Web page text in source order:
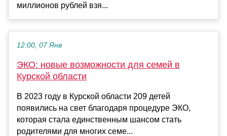
миллионов рублей взя...
12:00, 07 Янв
ЭКО: новые возможности для семей в
Курской области
В 2023 году в Курской области 209 детей
появились на свет благодаря процедуре ЭКО,
которая стала единственным шансом стать
родителями для многих семе...